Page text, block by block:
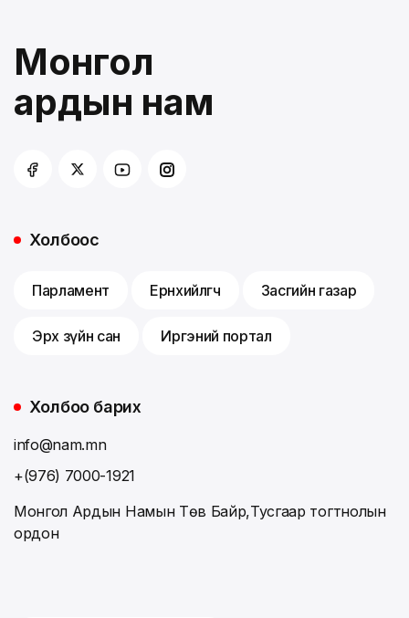
Монгол
ардын нам
Холбоос
Парламент Ерөнхийлөгч Засгийн газар
Эрх зүйн сан Иргэний портал
Холбоо барих
info@nam.mn
+(976) 7000-1921
Монгол Ардын Намын Төв Байр,Тусгаар тогтнолын
ордон